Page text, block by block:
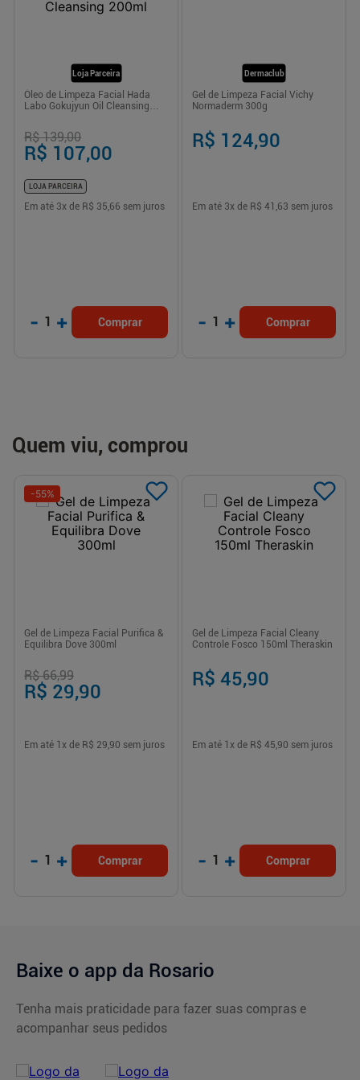
Loja Parceira
Óleo de Limpeza Facial Hada
Labo Gokujyun Oil Cleansing
R$ 139,00
R$ 107,00
LOJA PARCEIRA
Em até 3x de R$ 35,66 sem juros
- 1 + Comprar
Dermaclub
Gel de Limpeza Facial Vichy
Normaderm 300g
R$ 124,90
Em até 3x de R$ 41,63 sem juros
- 1 + Comprar
Quem viu, comprou
-55%
Gel de Limpeza Facial Purifica &
Equilibra Dove 300ml
R$ 66,99
R$ 29,90
Em até 1 x de R$ 29,90 sem juros
- 1 + Comprar
Gel de Limpeza Facial Cleany
Controle Fosco 150ml Theraskin
R$ 45,90
Em até 1 x de R$ 45,90 sem juros
- 1 + Comprar
Baixe o app da Rosario
Tenha mais praticidade para fazer suas compras e
acompanhar seus pedidos